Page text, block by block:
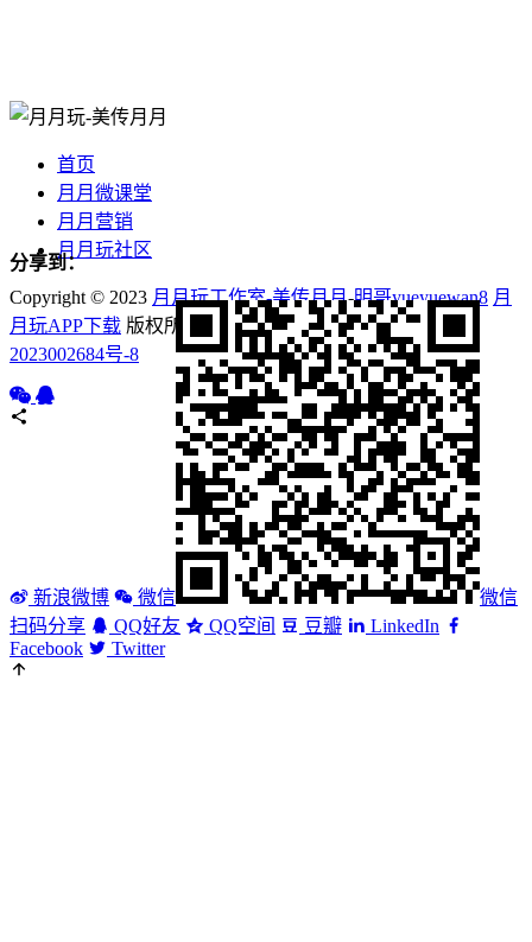
首页
月月微课堂
月月营销
月月玩社区
Copyright © 2023 月月玩工作室-美传月月-明哥yueyuewan8 月
月玩APP下载 版权所有 Powered by 互动美传鄂ICP备
2023002684号-8
分享到：
新浪微博 微信
微信
扫码分享
QQ好友 QQ空间 豆瓣
LinkedIn
Facebook
Twitter